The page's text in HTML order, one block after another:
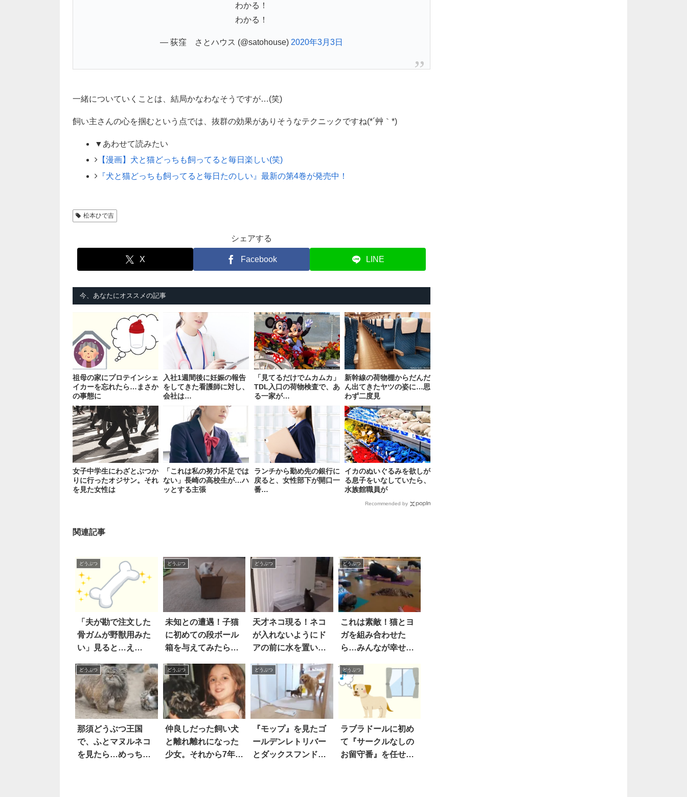
わかる！
わかる！
— 荻窪 さとハウス (@satohouse) 2020年3月3日
一緒についていくことは、結局かなわなそうですが…(笑)
飼い主さんの心を掴むという点では、抜群の効果がありそうなテクニックですね(*´艸｀*)
▼あわせて読みたい
【漫画】犬と猫どっちも飼ってると毎日楽しい(笑)
『犬と猫どっちも飼ってると毎日たのしい』最新の第4巻が発売中！
松本ひで吉
シェアする
X Facebook LINE
今、あなたにオススメの記事
祖母の家にプロテインシェ
イカーを忘れたら…まさか
の事態に
入社1週間後に妊娠の報告
をしてきた看護師に対し、
会社は…
「見てるだけでムカムカ」
TDL入口の荷物検査で、あ
る一家が…
新幹線の荷物棚からだんだ
ん出てきたヤツの姿に…思
わず二度見
女子中学生にわざとぶつか
りに行ったオジサン。それ
を見た女性は
「これは私の努力不足では
ない」長崎の高校生が…ハ
ッとする主張
ランチから勤め先の銀行に
戻ると、女性部下が開口一
番…
イカのぬいぐるみを欲しが
る息子をいなしていたら、
水族館職員が
Recommended by
関連記事
どうぶつ
「夫が勘で注文した
骨ガムが野獣用みた
い」見ると…え
どうぶつ
未知との遭遇！子猫
に初めての段ボール
箱を与えてみたらこ
どうぶつ
天才ネコ現る！ネコ
が入れないようにド
アの前に水を置いて
どうぶつ
これは素敵！猫とヨ
ガを組み合わせた
ら…みんなが幸せに
どうぶつ
那須どうぶつ王国
で、ふとマヌルネコ
を見たら…めっちゃ
どうぶつ
仲良しだった飼い犬
と離れ離れになった
少女。それから7年が
どうぶつ
『モップ』を見たゴ
ールデンレトリバー
とダックスフンド
どうぶつ
ラブラドールに初め
て『サークルなしの
お留守番』を任せた